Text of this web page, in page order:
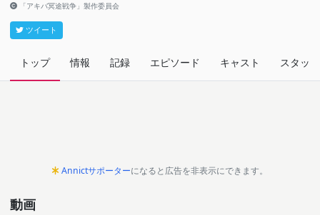
「アキバ冥途戦争」製作委員会
ツイート
トップ 情報 記録 エピソード キャスト スタッフ
Annictサポーターになると広告を非表示にできます。
動画